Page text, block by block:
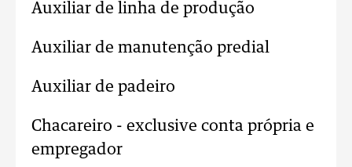
Auxiliar de linha de produção
Auxiliar de manutenção predial
Auxiliar de padeiro
Chacareiro - exclusive conta própria e
empregador